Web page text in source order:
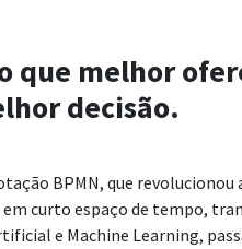
melhor
decisão.
BPMN, que
curto espaço de tempo,
e Machine Learning,